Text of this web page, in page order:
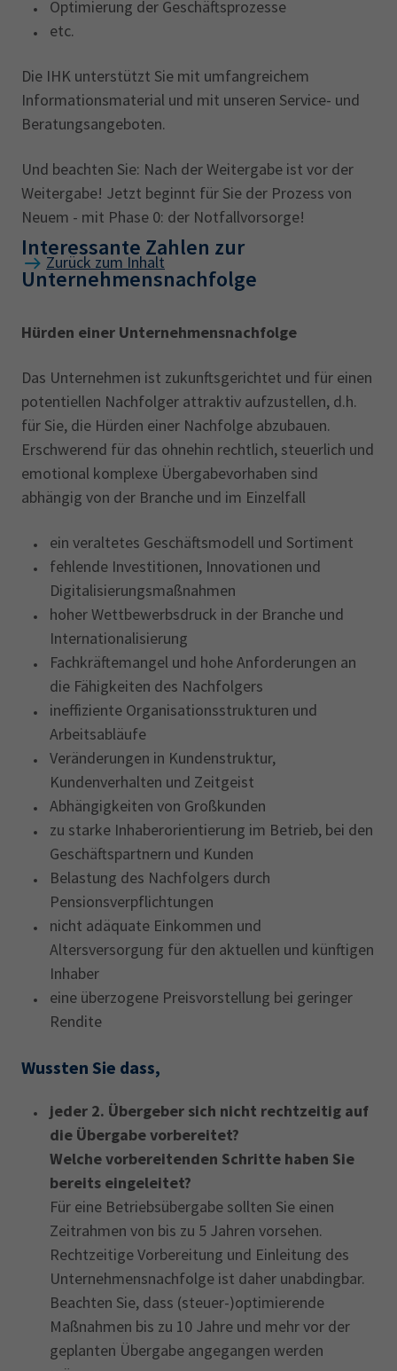
Optimierung der Geschäftsprozesse
etc.
Die IHK unterstützt Sie mit umfangreichem
Informationsmaterial und mit unseren Service- und
Beratungsangeboten.
Und beachten Sie: Nach der Weitergabe ist vor der
Weitergabe! Jetzt beginnt für Sie der Prozess von
Neuem - mit Phase 0: der Notfallvorsorge!
Zurück zum Inhalt
Interessante Zahlen zur
Unternehmensnachfolge
Hürden einer Unternehmensnachfolge
Das Unternehmen ist zukunftsgerichtet und für einen
potentiellen Nachfolger attraktiv aufzustellen, d.h.
für Sie, die Hürden einer Nachfolge abzubauen.
Erschwerend für das ohnehin rechtlich, steuerlich und
emotional komplexe Übergabevorhaben sind
abhängig von der Branche und im Einzelfall
ein veraltetes Geschäftsmodell und Sortiment
fehlende Investitionen, Innovationen und
Digitalisierungsmaßnahmen
hoher Wettbewerbsdruck in der Branche und
Internationalisierung
Fachkräftemangel und hohe Anforderungen an
die Fähigkeiten des Nachfolgers
ineffiziente Organisationsstrukturen und
Arbeitsabläufe
Veränderungen in Kundenstruktur,
Kundenverhalten und Zeitgeist
Abhängigkeiten von Großkunden
zu starke Inhaberorientierung im Betrieb, bei den
Geschäftspartnern und Kunden
Belastung des Nachfolgers durch
Pensionsverpflichtungen
nicht adäquate Einkommen und
Altersversorgung für den aktuellen und künftigen
Inhaber
eine überzogene Preisvorstellung bei geringer
Rendite
Wussten Sie dass,
jeder 2. Übergeber sich nicht rechtzeitig auf
die Übergabe vorbereitet?
Welche vorbereitenden Schritte haben Sie
bereits eingeleitet?
Für eine Betriebsübergabe sollten Sie einen
Zeitrahmen von bis zu 5 Jahren vorsehen.
Rechtzeitige Vorbereitung und Einleitung des
Unternehmensnachfolge ist daher unabdingbar.
Beachten Sie, dass (steuer-)optimierende
Maßnahmen bis zu 10 Jahre und mehr vor der
geplanten Übergabe angegangen werden